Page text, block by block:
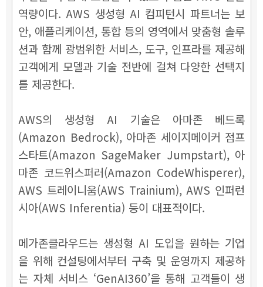
역량이다. AWS 생성형 AI 컴피턴시 파트너는 보
안, 애플리케이션, 통합 등의 영역에서 맞춤형 솔루
션과 함께 광범위한 서비스, 도구, 인프라를 제공해
고객에게 모델과 기술 전반에 걸쳐 다양한 선택지
를 제공한다.
AWS의 생성형 AI 기술은 아마존 베드록
(Amazon Bedrock), 아마존 세이지메이커 점프
스타트(Amazon SageMaker Jumpstart), 아
마존 코드위스퍼러(Amazon CodeWhisperer),
AWS 트레이니움(AWS Trainium), AWS 인퍼런
시아(AWS Inferentia) 등이 대표적이다.
메가존클라우드는 생성형 AI 도입을 원하는 기업
을 위해 컨설팅에서부터 구축 및 운영까지 제공하
는 자체 서비스 ‘GenAI360’을 통해 고객들이 생